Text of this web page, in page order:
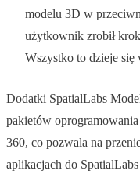
modelu 3D w
użytkownik zrobił
Wszystko to dzieje się
Dodatki SpatialLabs
pakietów
360, co pozwala na
aplikacjach do